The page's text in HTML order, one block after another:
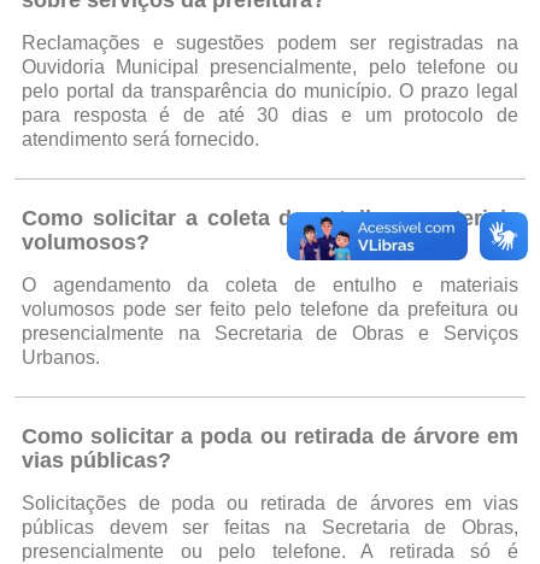
Reclamações e sugestões podem ser registradas na
Ouvidoria Municipal presencialmente, pelo telefone ou
pelo portal da transparência do município. O prazo legal
para resposta é de até 30 dias e um protocolo de
atendimento será fornecido.
Como solicitar a coleta de entulho e materiais
volumosos?
O agendamento da coleta de entulho e materiais
volumosos pode ser feito pelo telefone da prefeitura ou
presencialmente na Secretaria de Obras e Serviços
Urbanos.
Como solicitar a poda ou retirada de árvore em
vias públicas?
Solicitações de poda ou retirada de árvores em vias
públicas devem ser feitas na Secretaria de Obras,
presencialmente ou pelo telefone. A retirada só é